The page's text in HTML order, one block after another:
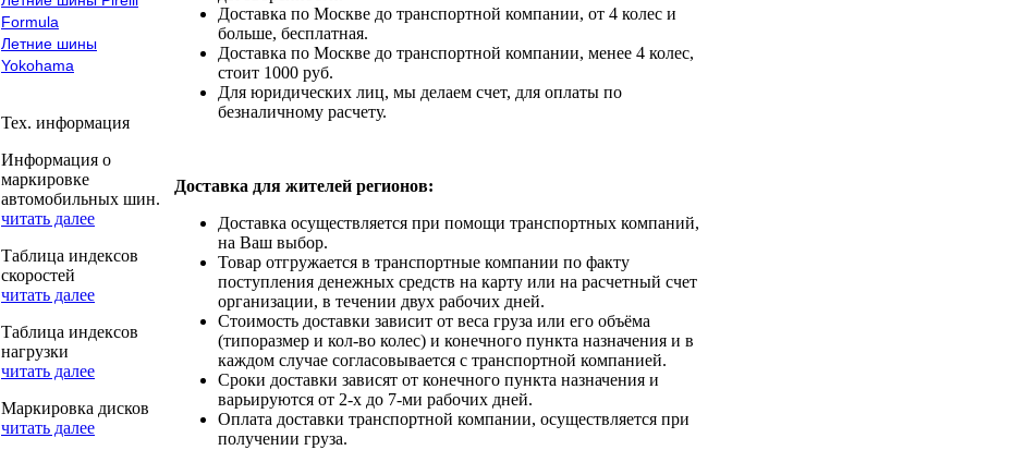
Formula
Летние шины
Yokohama
Тех. информация
Информация о
маркировке
автомобильных шин.
читать далее
Таблица индексов
скоростей
читать далее
Таблица индексов
нагрузки
читать далее
Маркировка дисков
читать далее
Доставка по Москве до транспортной компании, от 4 колес и
больше, бесплатная.
Доставка по Москве до транспортной компании, менее 4 колес,
стоит 1000 руб.
Для юридических лиц, мы делаем счет, для оплаты по
безналичному расчету.
Доставка для жителей регионов:
Доставка осуществляется при помощи транспортных компаний,
на Ваш выбор.
Товар отгружается в транспортные компании по факту
поступления денежных средств на карту или на расчетный счет
организации, в течении двух рабочих дней.
Стоимость доставки зависит от веса груза или его объёма
(типоразмер и кол-во колес) и конечного пункта назначения и в
каждом случае согласовывается с транспортной компанией.
Сроки доставки зависят от конечного пункта назначения и
варьируются от 2-х до 7-ми рабочих дней.
Оплата доставки транспортной компании, осуществляется при
получении груза.